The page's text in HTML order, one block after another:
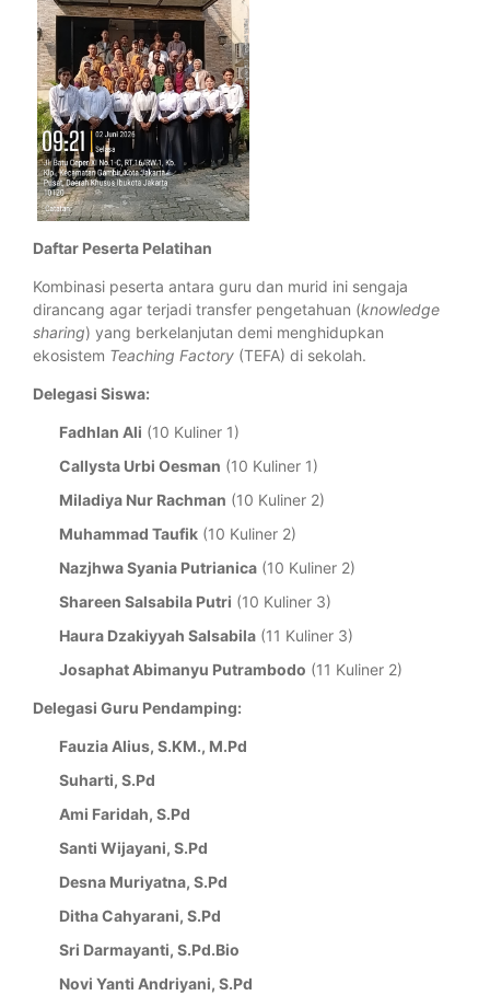
Daftar Peserta Pelatihan
Kombinasi peserta antara guru dan murid ini sengaja
dirancang agar terjadi transfer pengetahuan (knowledge
sharing) yang berkelanjutan demi menghidupkan
ekosistem Teaching Factory (TEFA) di sekolah.
Delegasi Siswa:
Fadhlan Ali (10 Kuliner 1)
Callysta Urbi Oesman (10 Kuliner 1)
Miladiya Nur Rachman (10 Kuliner 2)
Muhammad Taufik (10 Kuliner 2)
Nazjhwa Syania Putrianica (10 Kuliner 2)
Shareen Salsabila Putri (10 Kuliner 3)
Haura Dzakiyyah Salsabila (11 Kuliner 3)
Josaphat Abimanyu Putrambodo (11 Kuliner 2)
Delegasi Guru Pendamping:
Fauzia Alius, S.KM., M.Pd
Suharti, S.Pd
Ami Faridah, S.Pd
Santi Wijayani, S.Pd
Desna Muriyatna, S.Pd
Ditha Cahyarani, S.Pd
Sri Darmayanti, S.Pd.Bio
Novi Yanti Andriyani, S.Pd